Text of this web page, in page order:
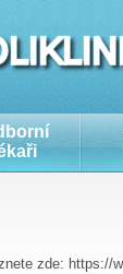
zde: https://